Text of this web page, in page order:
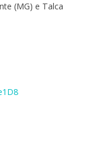
(MG) e Talca